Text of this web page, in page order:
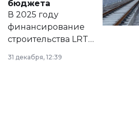
на сайте маслихат
города.
бюджета
В 2025 году
финансирование
строительства LRT
в Астане из
республиканского
31 декабря, 12:39